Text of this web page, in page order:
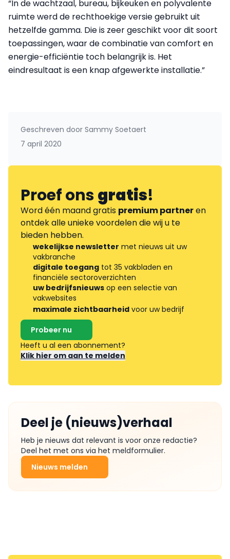
“In de wachtzaal, bureau, bijkeuken en polyvalente
ruimte werd de rechthoekige versie gebruikt uit
hetzelfde gamma. Die is zeer geschikt voor dit soort
toepassingen, waar de combinatie van comfort en
energie-effi­ciëntie toch belangrijk is. Het
eindresultaat is een knap afgewerkte installatie.”
Geschreven door Sammy Soetaert
7 april 2020
Proef onsgratis!
Word één maand gratis premium partneren
ontdek alle unieke voordelen die wij u te
bieden hebben.
wekelijkse newsletter met nieuws uit uw
vakbranche
digitale toegang tot 35 vakbladen en
financiële sectoroverzichten
uw bedrijfsnieuws op een selectie van
vakwebsites
maximale zichtbaarheid voor uw bedrijf
Probeer nu
Heeft u al een abonnement?
Klik hier om aan te melden
Deel je (nieuws)verhaal
Heb je nieuws dat relevant is voor onze redactie?
Deel het met ons via het meldformulier.
Nieuws melden